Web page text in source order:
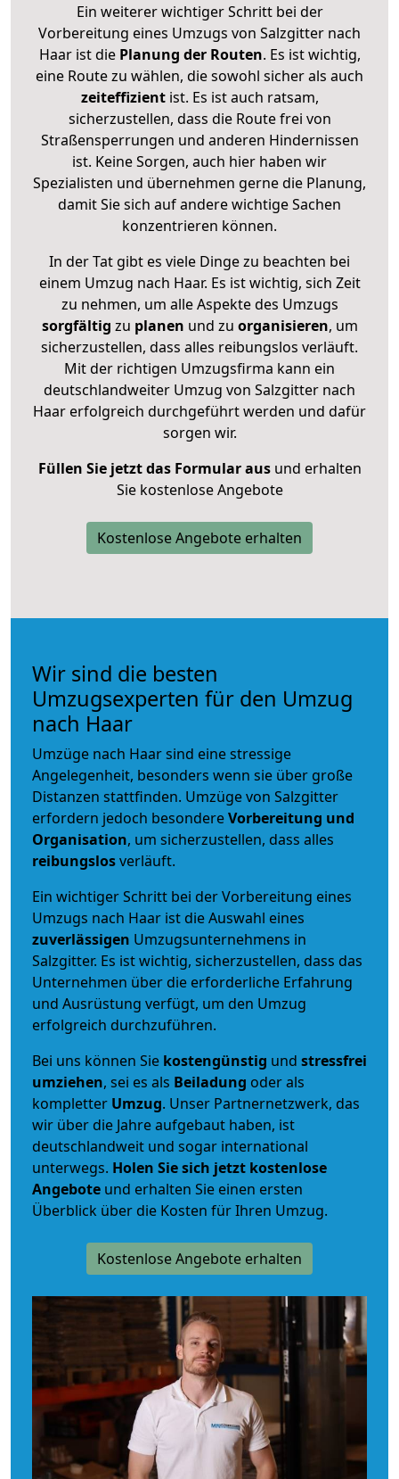
Ein weiterer wichtiger Schritt bei der
Vorbereitung eines Umzugs von Salzgitter nach
Haar ist diePlanung der Routen. Es ist wichtig,
eine Route zu wählen, die sowohl sicher als auch
zeiteffizientist. Es ist auch ratsam,
sicherzustellen, dass die Route frei von
Straßensperrungen und anderen Hindernissen
ist. Keine Sorgen, auch hier haben wir
Spezialisten und übernehmen gerne die Planung,
damit Sie sich auf andere wichtige Sachen
konzentrieren können.
In der Tat gibt es viele Dinge zu beachten bei
einem Umzug nach Haar. Es ist wichtig, sich Zeit
zu nehmen, um alle Aspekte des Umzugs
sorgfältig zu planen und zu organisieren, um
sicherzustellen, dass alles reibungslos verläuft.
Mit der richtigen Umzugsfirma kann ein
deutschlandweiter Umzug von Salzgitter nach
Haar erfolgreich durchgeführt werden und dafür
sorgen wir.
Füllen Sie jetzt das Formular ausund erhalten
Sie kostenlose Angebote
Kostenlose Angebote erhalten
Wir sind die besten
Umzugsexperten für den Umzug
nach Haar
Umzüge nach Haar sind eine stressige
Angelegenheit, besonders wenn sie über große
Distanzen stattfinden. Umzüge von Salzgitter
erfordern jedoch besondereVorbereitung und
Organisation, um sicherzustellen, dass alles
reibungslosverläuft.
Ein wichtiger Schritt bei der Vorbereitung eines
Umzugs nach Haar ist die Auswahl eines
zuverlässigen Umzugsunternehmens in
Salzgitter. Es ist wichtig, sicherzustellen, dass das
Unternehmen über die erforderliche Erfahrung
und Ausrüstung verfügt, um den Umzug
erfolgreich durchzuführen.
Bei uns können Sie kostengünstig und stressfrei
umziehen, sei es als Beiladung oder als
kompletter Umzug. Unser Partnernetzwerk, das
wir über die Jahre aufgebaut haben, ist
deutschlandweit und sogar international
unterwegs. Holen Sie sich jetzt kostenlose
Angebote und erhalten Sie einen ersten
Überblick über die Kosten für Ihren Umzug.
Kostenlose Angebote erhalten